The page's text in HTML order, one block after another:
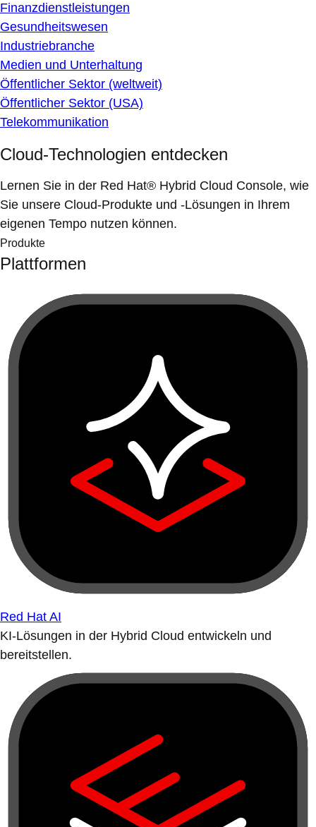
Finanzdienstleistungen
Gesundheitswesen
Industriebranche
Medien und Unterhaltung
Öffentlicher Sektor (weltweit)
Öffentlicher Sektor (USA)
Telekommunikation
Cloud-Technologien entdecken
Lernen Sie in der Red Hat® Hybrid Cloud Console, wie
Sie unsere Cloud-Produkte und -Lösungen in Ihrem
eigenen Tempo nutzen können.
Produkte
Plattformen
Red Hat AI
KI-Lösungen in der Hybrid Cloud entwickeln und
bereitstellen.